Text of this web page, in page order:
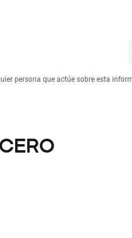
persona que actúe sobre esta